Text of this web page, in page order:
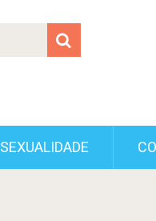
SEXUALIDADE